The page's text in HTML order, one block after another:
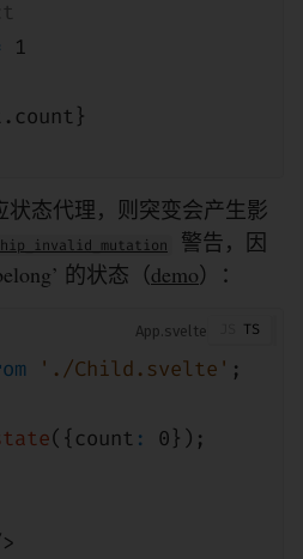
1
.count}
状态代理，则突变会产生影
警告，因
的状态（demo）：
App
'./Child.svelte' ;
({count : 0});